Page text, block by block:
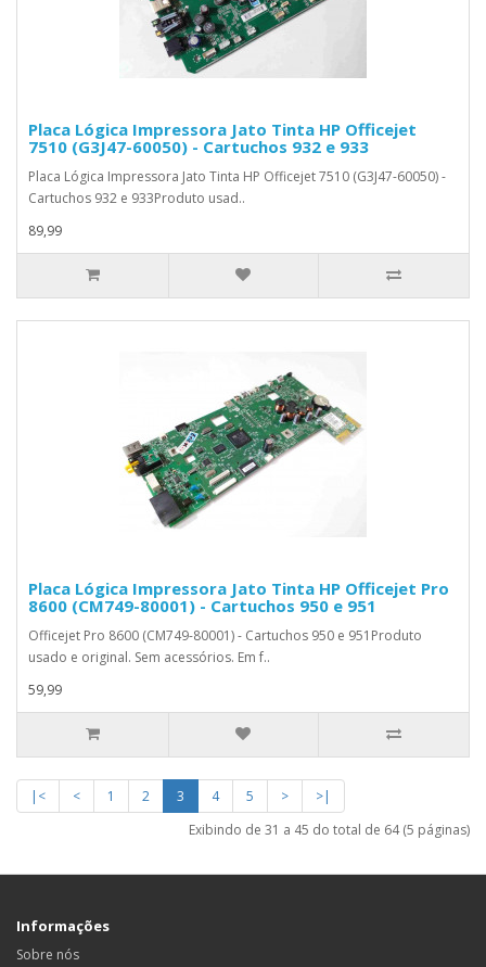
Placa Lógica Impressora Jato Tinta HP Officejet
7510 (G3J47-60050) - Cartuchos 932 e 933
Placa Lógica Impressora Jato Tinta HP Officejet 7510 (G3J47-60050) -
Cartuchos 932 e 933Produto usad..
89,99
Placa Lógica Impressora Jato Tinta HP Officejet Pro
8600 (CM749-80001) - Cartuchos 950 e 951
Officejet Pro 8600 (CM749-80001) - Cartuchos 950 e 951Produto
usado e original. Sem acessórios. Em f..
59,99
|< < 1 2 3 4 5 >
>|
Exibindo de 31 a 45 do total de 64 (5 páginas)
Informações
Sobre nós